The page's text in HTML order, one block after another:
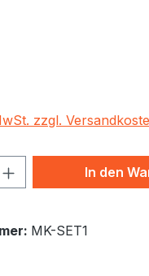
zzgl.
Gib den
In den
MK-SET1